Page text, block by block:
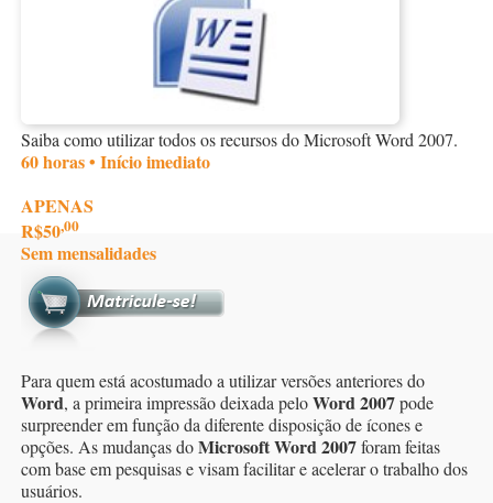
Saiba como utilizar todos os recursos do Microsoft Word 2007.
60 horas • Início imediato
APENAS
R$50,00
Sem mensalidades
Para quem está acostumado a utilizar versões anteriores do
Word, a primeira impressão deixada peloWord 2007pode
surpreender em função da diferente disposição de ícones e
opções. As mudanças doMicrosoftWord 2007foram feitas
com base em pesquisas e visam facilitar e acelerar o trabalho dos
usuários.